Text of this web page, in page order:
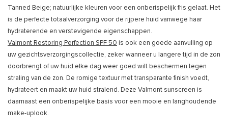
Tanned Beige; natuurlijke kleuren voor een onberispelijk fris gelaat. Het
is de perfecte totaalverzorging voor de rijpere huid vanwege haar
hydraterende en verstevigende eigenschappen.
Valmont Restoring Perfection SPF 50 is ook een goede aanvulling op
uw gezichtsverzorgingscollectie, zeker wanneer u langere tijd in de zon
doorbrengt of uw huid elke dag weer goed wilt beschermen tegen
straling van de zon. De romige textuur met transparante finish voedt,
hydrateert en maakt uw huid stralend. Deze Valmont sunscreen is
daarnaast een onberispelijke basis voor een mooie en langhoudende
make-uplook.